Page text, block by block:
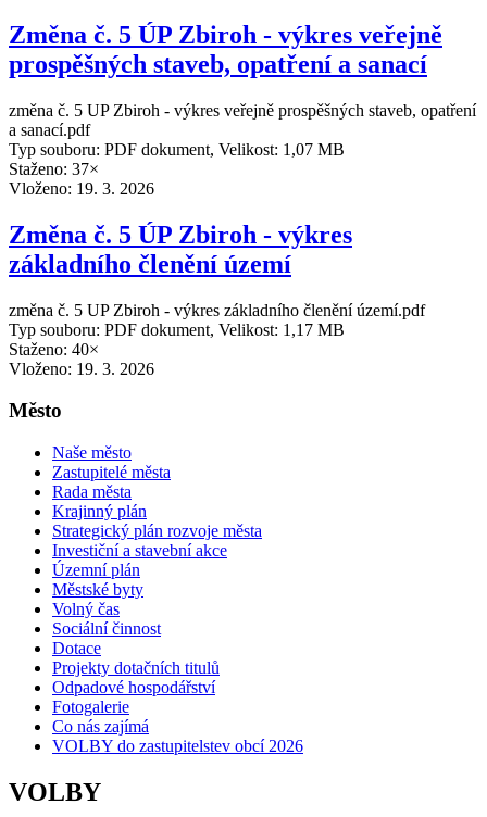
Změna č. 5 ÚP Zbiroh - výkres veřejně
prospěšných staveb, opatření a sanací
změna č. 5 UP Zbiroh - výkres veřejně prospěšných staveb, opatření
a sanací.pdf
Typ souboru: PDF dokument, Velikost: 1,07 MB
Staženo: 37×
Vloženo: 19. 3. 2026
Změna č. 5 ÚP Zbiroh - výkres
základního členění území
změna č. 5 UP Zbiroh - výkres základního členění území.pdf
Typ souboru: PDF dokument, Velikost: 1,17 MB
Staženo: 40×
Vloženo: 19. 3. 2026
Město
Naše město
Zastupitelé města
Rada města
Krajinný plán
Strategický plán rozvoje města
Investiční a stavební akce
Územní plán
Městské byty
Volný čas
Sociální činnost
Dotace
Projekty dotačních titulů
Odpadové hospodářství
Fotogalerie
Co nás zajímá
VOLBY do zastupitelstev obcí 2026
VOLBY